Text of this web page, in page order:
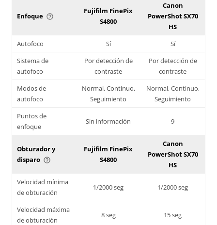
Enfoque help_outline
Fujifilm FinePix
S4800
Canon
PowerShot SX70
HS
Autofoco
Sí
Sí
Sistema de
autofoco
Por detección de
contraste
Por detección de
contraste
Modos de
autofoco
Normal, Continuo,
Seguimiento
Normal, Continuo,
Seguimiento
Puntos de
enfoque
Sin información 9
Obturador y
disparo help_outline
Fujifilm FinePix
S4800
Canon
PowerShot SX70
HS
Velocidad mínima
de obturación
1/2000 seg 1/2000 seg
Velocidad máxima
de obturación
8 seg 15 seg